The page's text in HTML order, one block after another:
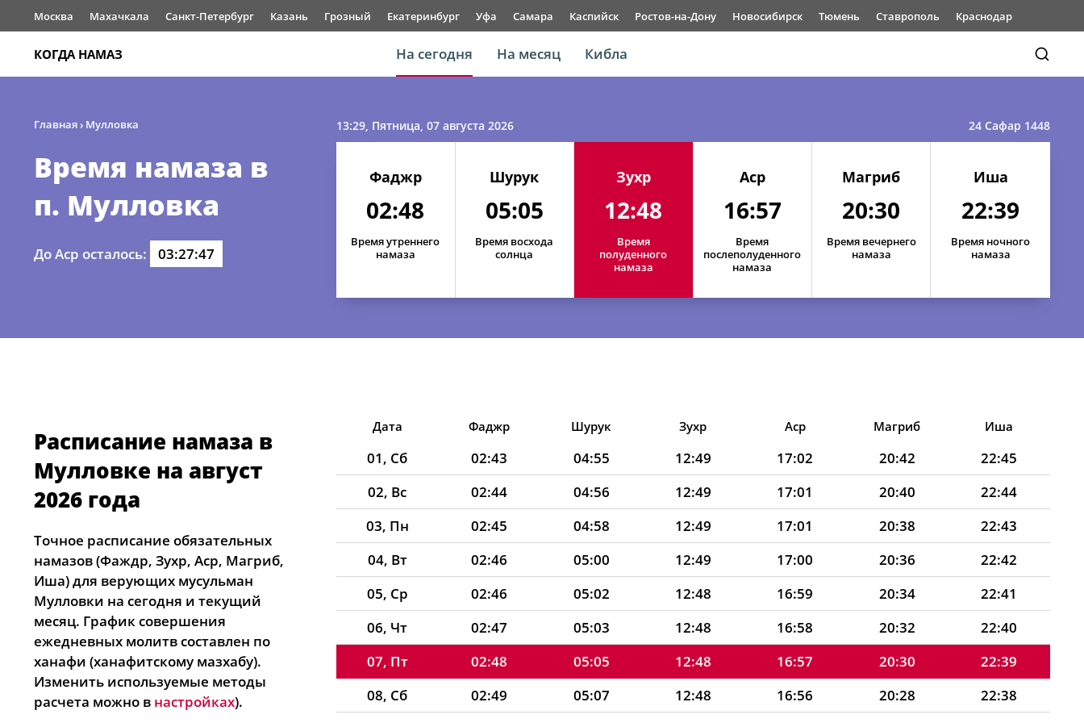
Москва Махачкала Санкт-Петербург Казань Грозный Екатеринбург Уфа Самара Каспийск Ростов-на-Дону Новосибирск Тюмень Ставрополь Краснодар
КОГДА НАМАЗ На сегодня На месяц Кибла
Главная› Мулловка
Время намаза в
п. Мулловка
До Аср осталось: 03:27:47
13:29, Пятница, 07 августа 2026 24 Сафар 1448
Фаджр
02:48
Время утреннего
намаза
Шурук
05:05
Время восхода
солнца
Зухр
12:48
Время
полуденного
намаза
Аср
16:57
Время
послеполуденного
намаза
Магриб
20:30
Время вечернего
намаза
Иша
22:39
Время ночного
намаза
Расписание намаза в
Мулловке на август
2026 года
Точное расписание обязательных
намазов (Фаждр, Зухр, Аср, Магриб,
Иша) для верующих мусульман
Мулловки на сегодня и текущий
месяц. График совершения
ежедневных молитв составлен по
ханафи (ханафитскому мазхабу).
Изменить используемые методы
расчета можно в настройках).
Дата Фаджр Шурук Зухр Аср Магриб Иша
01, Сб 02:43 04:55 12:49 17:02 20:42
22:45
02, Вс
02:44 04:56 12:49 17:01 20:40
22:44
03, Пн
02:45 04:58 12:49 17:01 20:38
22:43
04, Вт
02:46 05:00 12:49 17:00 20:36
22:42
05, Ср
02:46 05:02 12:48 16:59 20:34
22:41
06, Чт
02:47 05:03 12:48 16:58 20:32
22:40
07, Пт
02:48 05:05 12:48 16:57 20:30
22:39
08, Сб
02:49 05:07 12:48 16:56 20:28
22:38